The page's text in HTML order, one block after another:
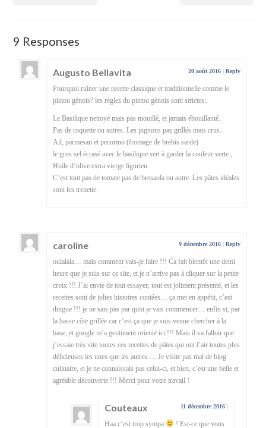
9 Responses
Augusto Bellavita 20 août 2016 | Reply
Pourquoi ruiner une recette classique et traditionnelle comme le
pistou génois? les règles du pistou génois sont strictes:
Le Basilique nettoyé mais pas mouillé, et jamais ébouillanté.
Pas de roquette ou autres. Les pignons pas grillés mais crus.
Ail, parmesan et pecorino (fromage de brebis sarde)
le gros sel écrasé avec le basilique sert à garder la couleur verte ,
Huile d’olive extra vierge ligurien.
C’est tout pas de tomate pas de bresaola ou autre. Les pâtes idéales
sont les trenette.
caroline 9 décembre 2016 | Reply
oulalala… mais comment vais-je faire !!! Ca fait bientôt une demi
heure que je suis sur ce site, et je n’arrive pas à cliquer sur la petite
croix !!! J’ai envie de tout essayer, tout est joliment présenté, et les
recettes sont de jolies histoires contées… ça met en appétit, c’est
dingue !!! je ne sais pas par quoi je vais commencer… enfin si, par
la basse côte grillée car c’est ça que je suis venue chercher à la
base, et google m’a gentiment orienté ici !!! Mais il va falloir que
j’essaie très vite toutes ces recettes de pâtes qui ont l’air toutes plus
délicieuses les unes que les autres…. Je visite pas mal de blog
culinaire, et je ne connaissais pas celui-ci, et bien, c’est une belle et
agréable découverte !!! Merci pour votre travail !
Couteaux 11 décembre 2016 |
Haa c’est trop sympa ! Est-ce que vous